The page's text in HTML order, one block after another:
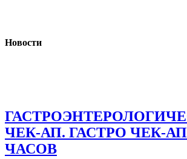
Новости
ЧЕК-АП. ГАСТРО ЧЕК-АП
ЧАСОВ